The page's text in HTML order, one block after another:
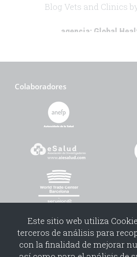
Este sitio web utiliza
terceros de análisis para
con la finalidad de mejorar
Blog Vets and Clinics
agencia:Global
Colaboradores